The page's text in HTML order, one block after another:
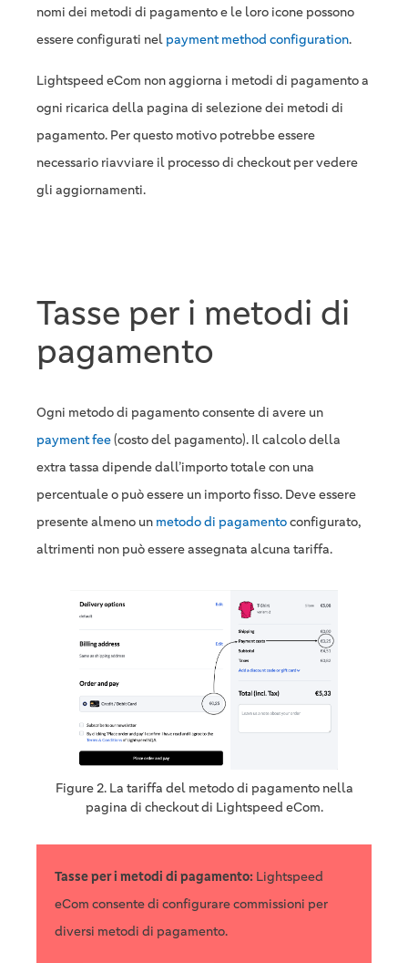
nomi dei metodi di pagamento e le loro icone possono
essere configurati nel payment method configuration.
Lightspeed eCom non aggiorna i metodi di pagamento a
ogni ricarica della pagina di selezione dei metodi di
pagamento. Per questo motivo potrebbe essere
necessario riavviare il processo di checkout per vedere
gli aggiornamenti.
Tasse per i metodi di
pagamento
Ogni metodo di pagamento consente di avere un
payment fee(costo del pagamento). Il calcolo della
extra tassa dipende dall’importo totale con una
percentuale o può essere un importo fisso. Deve essere
presente almeno un metodo di pagamentoconfigurato,
altrimenti non può essere assegnata alcuna tariffa.
Figure 2. La tariffa del metodo di pagamento nella
pagina di checkout di Lightspeed eCom.
Tasse per i metodi di pagamento: Lightspeed
eCom consente di configurare commissioni per
diversi metodi di pagamento.